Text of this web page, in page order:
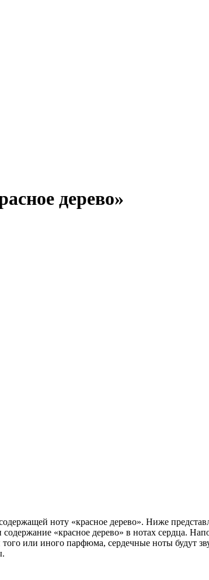
дерево»
ноту «красное дерево». Ниже
«красное дерево» в нотах сердца.
или иного парфюма, сердечные ноты будут